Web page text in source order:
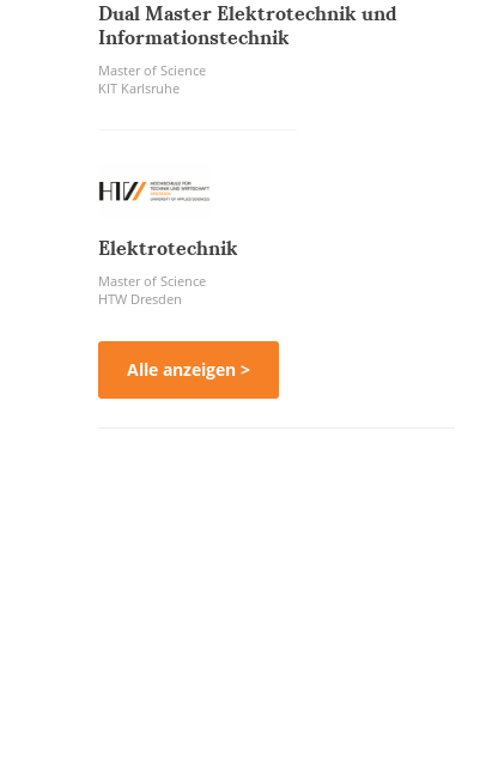
Dual Master Elektrotechnik und
Informationstechnik
Master of Science
KIT Karlsruhe
Elektrotechnik
Master of Science
HTW Dresden
Alle anzeigen >